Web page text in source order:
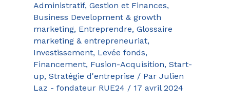
Administratif, Gestion et Finances,
Business Development & growth
marketing, Entreprendre, Glossaire
marketing & entrepreneuriat,
Investissement, Levée fonds,
Financement, Fusion-Acquisition, Start-
up, Stratégie d'entreprise / Par Julien
Laz - fondateur RUE24 / 17 avril 2024